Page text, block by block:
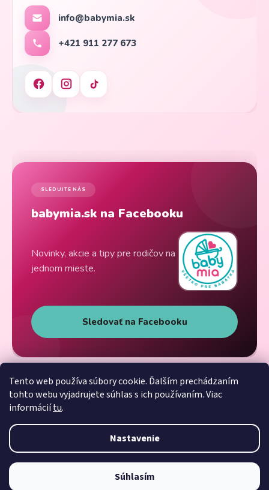
Tento web používa súbory cookie. Ďalším prechádzaním
tohto webu vyjadrujete súhlas s ich používaním. Viac
informáciítu.
Nastavenie
Súhlasím
info@babymia.sk
+421 911 277 673
SLEDUJTE NÁS
babymia.sk na Facebooku
Novinky, akcie a tipy pre rodičov na
jednom mieste.
Sledovať na Facebooku
Vytvoril Shoptet